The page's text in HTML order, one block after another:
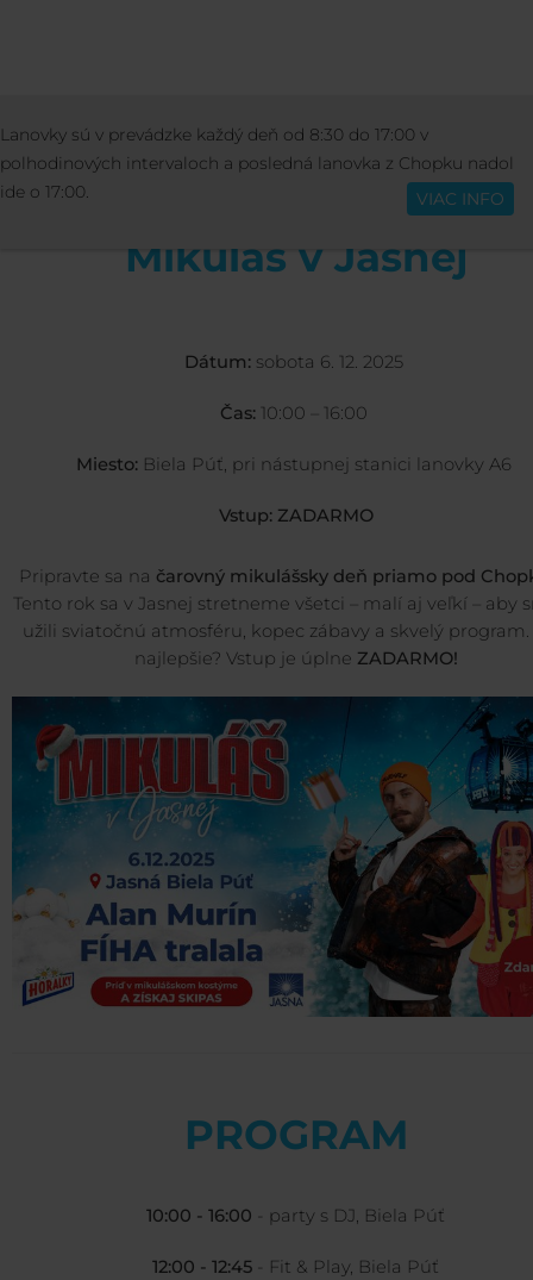
Slovenčina
AKTIVITY PODUJATIA MIKULÁŠ V
Mikuláš v Jasnej
Dátum:sobota 6. 12. 2025
Čas:10:00 – 16:00
Miesto:Biela Púť, pri nástupnej stanici lanovky A6
Vstup: ZADARMO
Pripravte sa na čarovný mikulášsky deň priamo pod
Tento rok sa v Jasnej stretneme všetci – malí aj veľkí – aby
užili sviatočnú atmosféru, kopec zábavy a skvelý program.
najlepšie? Vstup je úplne ZADARMO!
PROGRAM
10:00 - 16:00 - party s DJ, Biela Púť
12:00 - 12:45 - Fit & Play, Biela Púť
Lanovky sú v prevádzke každý deň od 8:30 do 17:00 v
polhodinových intervaloch a posledná lanovka z Chopku nadol
ide o 17:00.
VIAC INFO